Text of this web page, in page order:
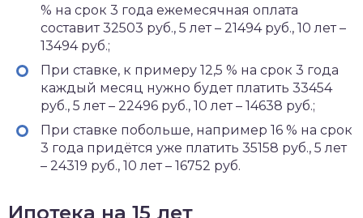
% на срок 3 года ежемесячная оплата
составит 32503 руб., 5 лет – 21494 руб., 10 лет –
13494 руб.;
При ставке, к примеру 12,5 % на срок 3 года
каждый месяц нужно будет платить 33454
руб., 5 лет – 22496 руб., 10 лет – 14638 руб.;
При ставке побольше, например 16 % на срок
3 года придётся уже платить 35158 руб., 5 лет
– 24319 руб., 10 лет – 16752 руб.
Ипотека на 15 лет